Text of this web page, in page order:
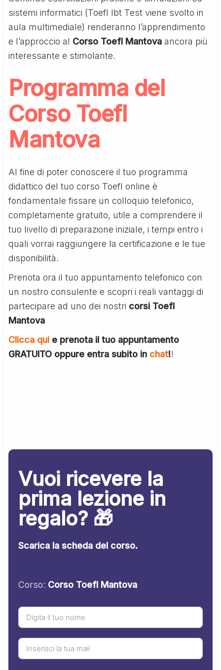
sistemi informatici (Toefl Ibt Test viene svolto in
aula multimediale) renderanno l’apprendimento
e l’approccio al Corso Toefl Mantova ancora più
interessante e stimolante.
Programma del
Corso Toefl
Mantova
Al fine di poter conoscere il tuo programma
didattico del tuo corso Toefl online è
fondamentale fissare un colloquio telefonico,
completamente gratuito, utile a comprendere il
tuo livello di preparazione iniziale, i tempi entro i
quali vorrai raggiungere la certificazione e le tue
disponibilità.
Prenota ora il tuo appuntamento telefonico con
un nostro consulente e scopri i reali vantaggi di
partecipare ad uno dei nostri corsi Toefl
Mantova
Clicca qui e prenota il tuo appuntamento
GRATUITO oppure entra subito in chat!!
Vuoi ricevere la
prima lezione in
regalo? 🎁
Scarica la scheda del corso.
Corso: Corso Toefl Mantova